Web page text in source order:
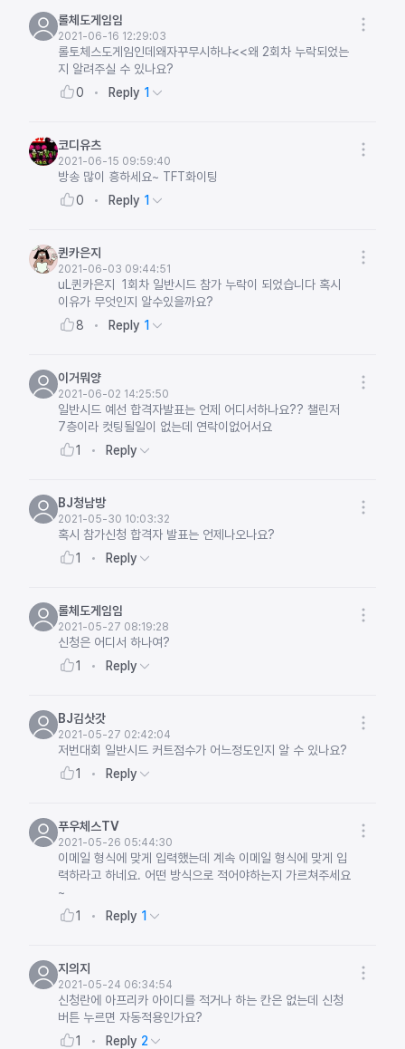
롤체도게임임
2021-06-16 12:29:03
롤토체스도게임인데왜자꾸무시하냐<<왜 2회차 누락되었는
지 알려주실 수 있나요?
0
Reply 1
코디유츠
2021-06-15 09:59:40
방송 많이 흥하세요~ TFT화이팅
0
Reply 1
퀸카은지
2021-06-03 09:44:51
uL퀸카은지 1회차 일반시드 참가 누락이 되었습니다 혹시
이유가 무엇인지 알수있을까요?
8
Reply 1
이거뭐양
2021-06-02 14:25:50
일반시드 예선 합격자발표는 언제 어디서하나요?? 챌린저
7층이라 컷팅될일이 없는데 연락이없어서요
1
Reply
BJ청남방
2021-05-30 10:03:32
혹시 참가신청 합격자 발표는 언제나오나요?
1
Reply
롤체도게임임
2021-05-27 08:19:28
신청은 어디서 하나여?
1
Reply
BJ김삿갓
2021-05-27 02:42:04
저번대회 일반시드 커트점수가 어느정도인지 알 수 있나요?
1
Reply
푸우체스TV
2021-05-26 05:44:30
이메일 형식에 맞게 입력했는데 계속 이메일 형식에 맞게 입
력하라고 하네요. 어떤 방식으로 적어야하는지 가르쳐주세요
~
1
Reply 1
지의지
2021-05-24 06:34:54
신청란에 아프리카 아이디를 적거나 하는 칸은 없는데 신청
버튼 누르면 자동적용인가요?
1
Reply 2